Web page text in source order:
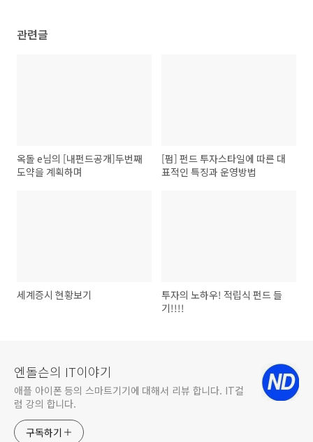
관련글
옥돌 e님의 [내펀드공개]두번째
도약을 계획하며
[펌] 펀드 투자스타일에 따른 대
표적인 특징과 운영방법
세계증시 현황보기
투자의 노하우! 적립식 펀드 들
기!!!!
엔돌슨의 IT이야기
애플 아이폰 등의 스마트기기에 대해서 리뷰 합니다. IT컬
럼 강의 합니다.
구독하기